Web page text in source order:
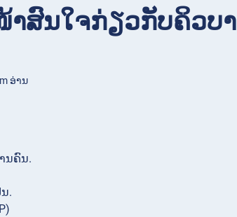
າສົນໃຈກ່ຽວກັບຄິວບາ
ອ່ານ
ນຄົນ.
.